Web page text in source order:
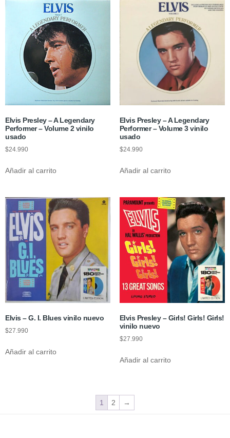
Elvis Presley – A Legendary
Performer – Volume 2 vinilo
usado
$24.990
Añadir al carrito
Elvis Presley – A Legendary
Performer – Volume 3 vinilo
usado
$24.990
Añadir al carrito
Elvis – G. I. Blues vinilo nuevo
$27.990
Añadir al carrito
Elvis Presley – Girls! Girls! Girls!
vinilo nuevo
$27.990
Añadir al carrito
1 2 →